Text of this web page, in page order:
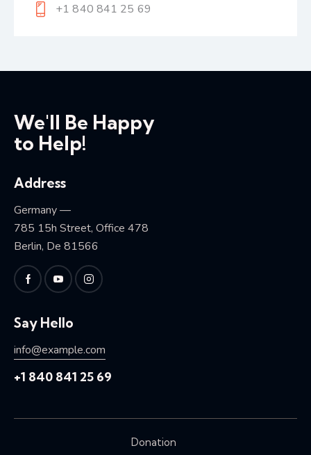
+1 840 841 25 69
We'll Be Happy
to Help!
Address
Germany —
785 15h Street, Office 478
Berlin, De 81566
Say Hello
info@example.com
+1 840 841 25 69
Donation